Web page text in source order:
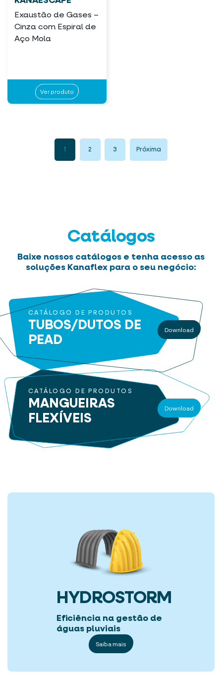
Exaustão de Gases –
Cinza com Espiral de
Aço Mola
Ver produto
1 2 3 Próxima
Catálogos
Baixe nossos catálogos e tenha acesso as
soluções Kanaflex para o seu negócio:
CATÁLOGO DE PRODUTOS
TUBOS/DUTOS DE
PEAD
Download
CATÁLOGO DE PRODUTOS
MANGUEIRAS
FLEXÍVEIS
Download
HYDROSTORM
Eficiência na gestão de
águas pluviais
Saiba mais